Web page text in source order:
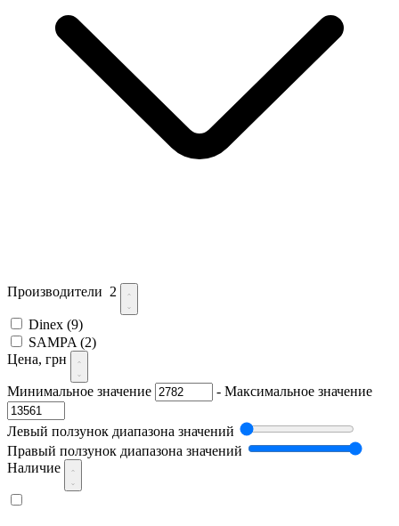
Производители 2
Dinex (9)
SAMPA (2)
Цена, грн
Минимальное значение - Максимальное значение
Левый ползунок диапазона значений
Правый ползунок диапазона значений
Наличие